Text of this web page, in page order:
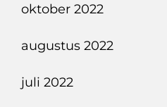
oktober 2022
augustus 2022
juli 2022